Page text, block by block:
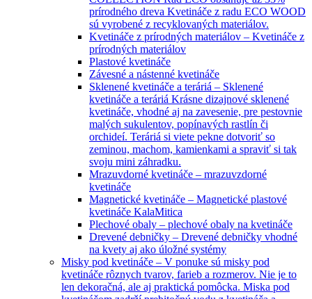
prírodného dreva Kvetináče z radu ECO WOOD
sú vyrobené z recyklovaných materiálov.
Kvetináče z prírodných materiálov – Kvetináče z
prírodných materiálov
Plastové kvetináče
Závesné a nástenné kvetináče
Sklenené kvetináče a teráriá – Sklenené
kvetináče a teráriá Krásne dizajnové sklenené
kvetináče, vhodné aj na zavesenie, pre pestovnie
malých sukulentov, popínavých rastlín či
orchideí. Teráriá si viete pekne dotvoriť so
zeminou, machom, kamienkami a spraviť si tak
svoju mini záhradku.
Mrazuvdorné kvetináče – mrazuvzdorné
kvetináče
Magnetické kvetináče – Magnetické plastové
kvetináče KalaMitica
Plechové obaly – plechové obaly na kvetináče
Drevené debničky – Drevené debničky vhodné
na kvety aj ako úložné systémy
Misky pod kvetináče – V ponuke sú misky pod
kvetináče rôznych tvarov, farieb a rozmerov. Nie je to
len dekoračná, ale aj praktická pomôcka. Miska pod